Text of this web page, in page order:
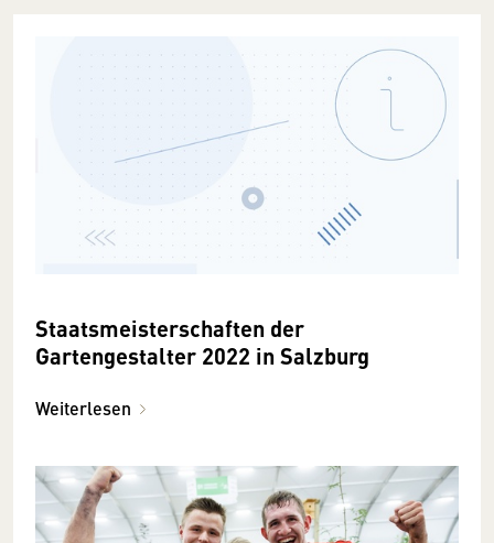
Staatsmeisterschaften der
Gartengestalter 2022 in Salzburg
Weiterlesen